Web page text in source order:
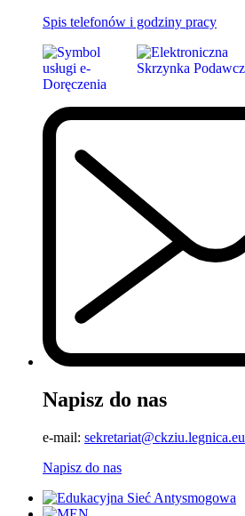
Spis telefonów i godziny pracy
Napisz do nas
e-mail: sekretariat@ckziu.legnica.eu
Napisz do nas